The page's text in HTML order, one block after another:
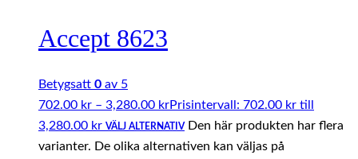
Accept 8623
Betygsatt 0 av 5
702.00 kr – 3,280.00 krPrisintervall: 702.00 kr till
3,280.00 kr VÄLJ ALTERNATIV Den här produkten har flera
varianter. De olika alternativen kan väljas på